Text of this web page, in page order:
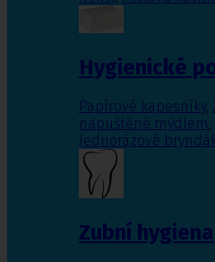
Hygienické
Papírové kapesníky,
napuštěné mýdlem,
Jednorázové
Zubní hygiena